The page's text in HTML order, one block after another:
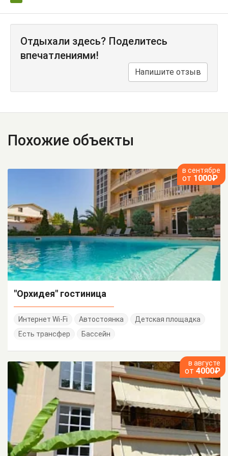
Отдыхали здесь? Поделитесь
впечатлениями!
Напишите отзыв
Похожие объекты
в сентябре
от 1000₽
"Орхидея" гостиница
Интернет Wi-Fi Автостоянка
Детская площадка
Есть трансфер
Бассейн
в августе
от 4000₽